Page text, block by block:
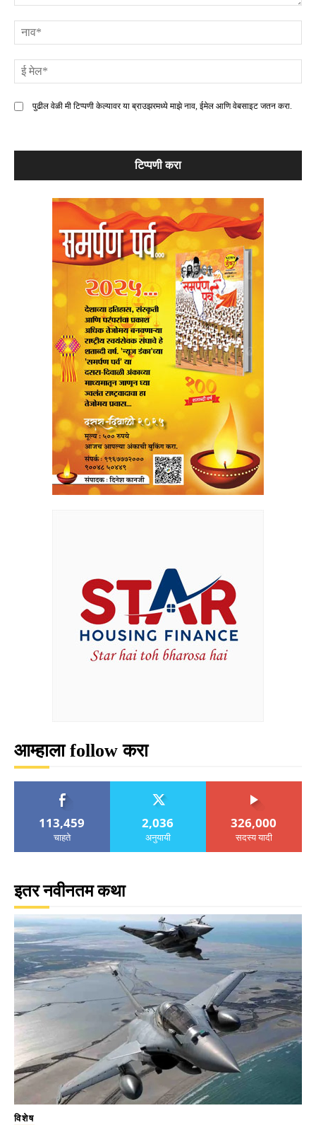
पुढील वेळी मी टिप्पणी केल्यावर या ब्राउझरमध्ये माझे नाव, ईमेल आणि वेबसाइट जतन करा.
आम्हाला follow करा
113,459
चाहते
2,036
अनुयायी
326,000
सदस्य यादी
इतर नवीनतम कथा
विशेष